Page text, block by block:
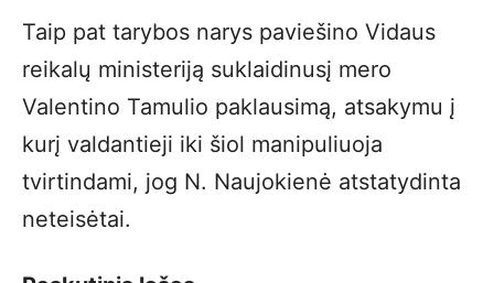
Taip pat tarybos narys paviešino Vidaus
reikalų ministeriją suklaidinusį mero
Valentino Tamulio paklausimą, atsakymu į
kurį valdantieji iki šiol manipuliuoja
tvirtindami, jog N. Naujokienė atstatydinta
neteisėtai.